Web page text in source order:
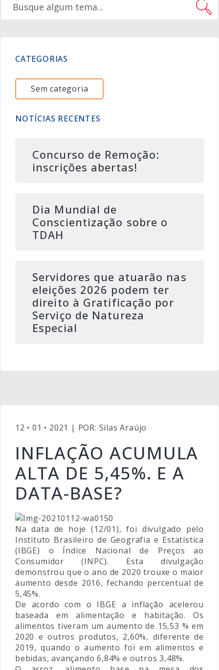
CATEGORIAS
Sem categoria
NOTÍCIAS RECENTES
Concurso de Remoção:
inscrições abertas!
Dia Mundial de
Conscientização sobre o
TDAH
Servidores que atuarão nas
eleições 2026 podem ter
direito à Gratificação por
Serviço de Natureza
Especial
12 • 01 • 2021 | POR: Silas Araújo
INFLAÇÃO ACUMULA
ALTA DE 5,45%. E A
DATA-BASE?
Na data de hoje (12/01), foi divulgado pelo
Instituto Brasileiro de Geografia e Estatística
(IBGE) o Índice Nacional de Preços ao
Consumidor (INPC). Esta divulgação
demonstrou que o ano de 2020 trouxe o maior
aumento desde 2016, fechando percentual de
5,45%.
De acordo com o IBGE a inflação acelerou
baseada em alimentação e habitação. Os
alimentos tiveram um aumento de 15,53 % em
2020 e outros produtos, 2,60%, diferente de
2019, quando o aumento foi em alimentos e
bebidas, avançando 6,84% e outros 3,48%.